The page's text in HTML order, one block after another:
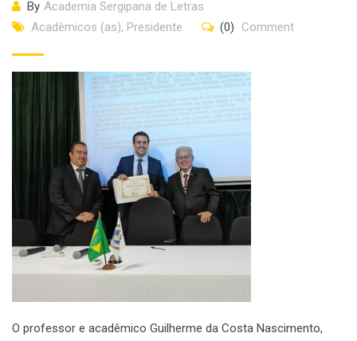
By Academia Sergipana de Letras
Acadêmicos (as), Presidente (0) Comment
O professor e acadêmico Guilherme da Costa Nascimento,